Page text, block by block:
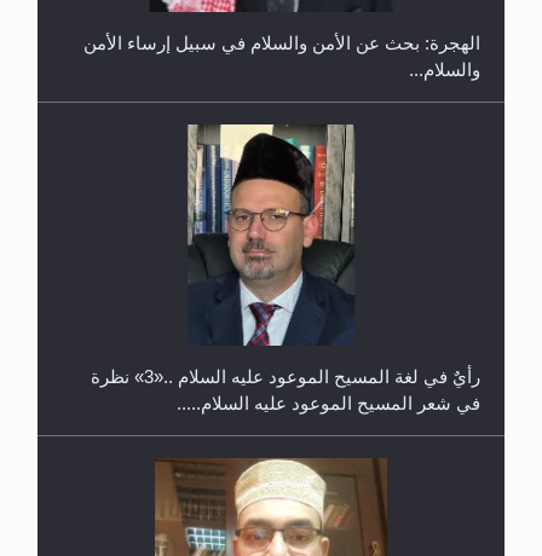
حفل توزيع الشهادات في الجامعة الأحمدية بنيجيريا لعام
الهجرة: بحث عن الأمن والسلام في سبيل إرساء الأمن
والسلام...
رأيٌ في لغة المسيح الموعود عليه السلام ..«3» نظرة
في شعر المسيح الموعود عليه السلام.....